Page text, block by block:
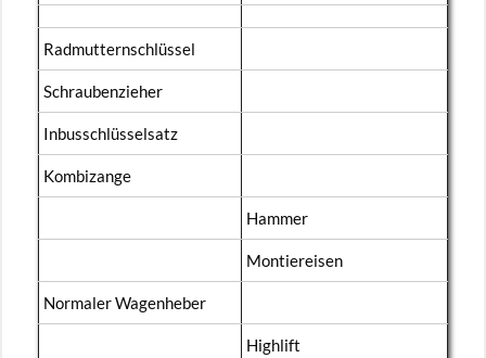
Rad­mut­tern­schlüs­sel
Schrau­ben­zie­her
In­bus­schlüs­sel­satz
Kom­bi­zan­ge
Ham­mer
Mon­tie­rei­sen
Nor­ma­ler Wa­gen­he­ber
Highlift